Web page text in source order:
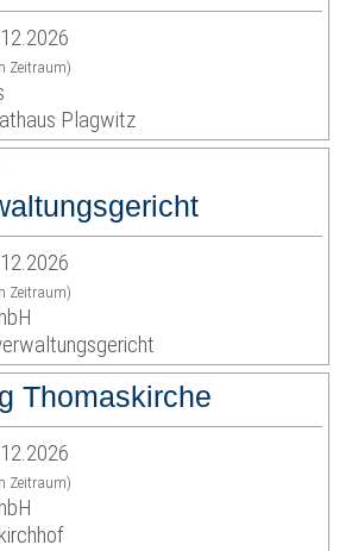
Zeitraum)
Plagwitz
Zeitraum)
Thomaskirche
Zeitraum)